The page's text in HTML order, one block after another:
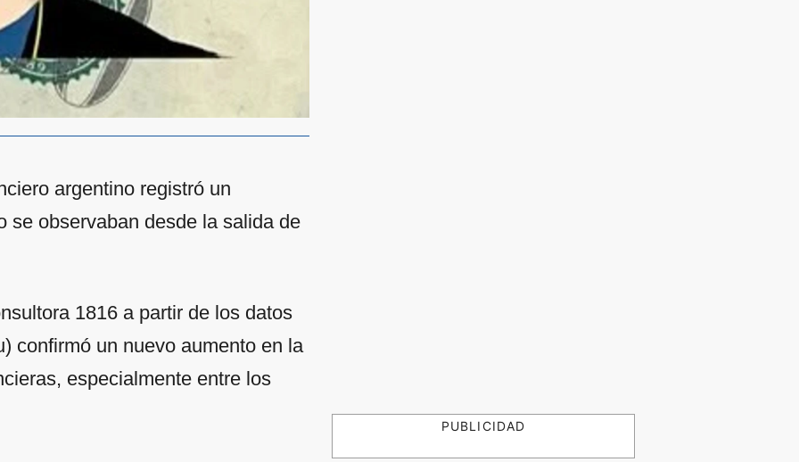
argentino registró un
se observaban desde la salida de
1816 a partir de los datos
confirmó un nuevo aumento en la
especialmente entre los
PUBLICIDAD